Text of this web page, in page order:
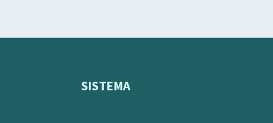
SISTEMA